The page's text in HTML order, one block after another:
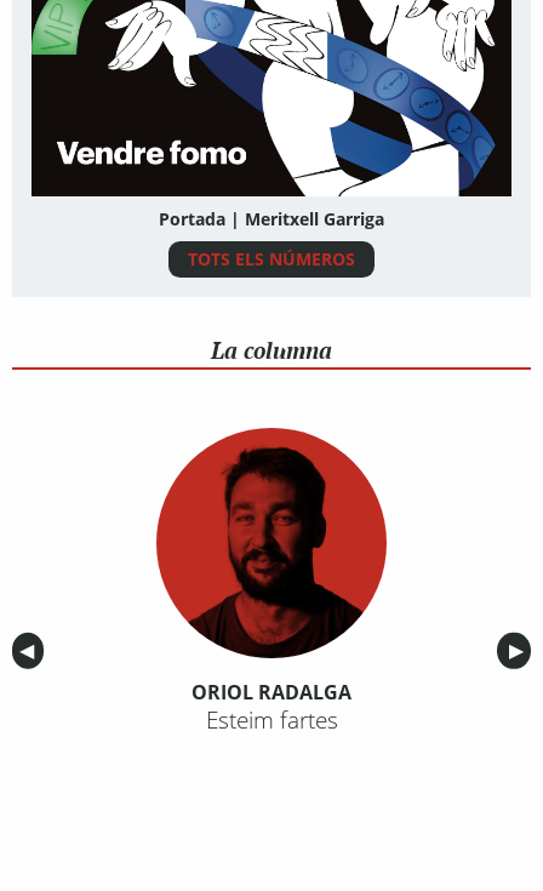
Portada | Meritxell Garriga
TOTS ELS NÚMEROS
La columna
Anterior
◀︎ ▶︎
ORIOL RADALGA
Esteim fartes